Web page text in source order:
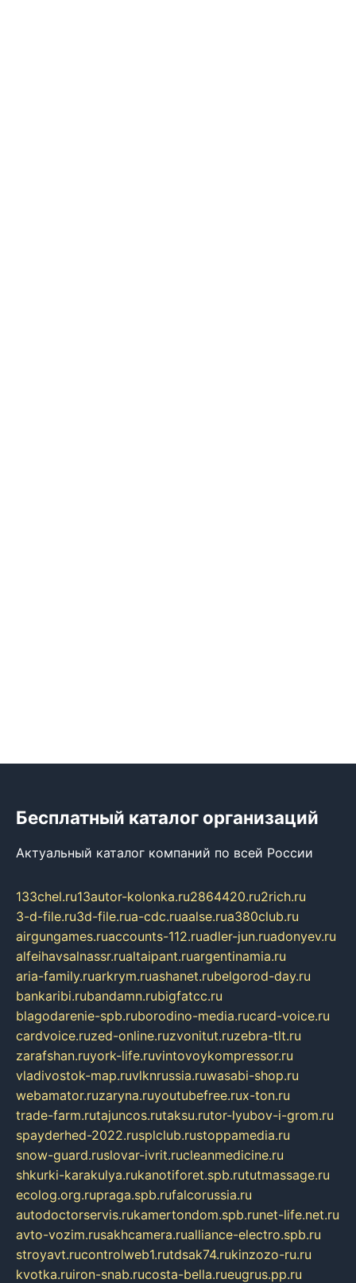
Бесплатный каталог организаций
Актуальный каталог компаний по всей России
133chel.ru13autor-kolonka.ru2864420.ru2rich.ru
3-d-file.ru3d-file.rua-cdc.ruaalse.rua380club.ru
airgungames.ruaccounts-112.ruadler-jun.ruadonyev.ru
alfeihavsalnassr.rualtaipant.ruargentinamia.ru
aria-family.ruarkrym.ruashanet.rubelgorod-day.ru
bankaribi.rubandamn.rubigfatcc.ru
blagodarenie-spb.ruborodino-media.rucard-voice.ru
cardvoice.ruzed-online.ruzvonitut.ruzebra-tlt.ru
zarafshan.ruyork-life.ruvintovoykompressor.ru
vladivostok-map.ruvlknrussia.ruwasabi-shop.ru
webamator.ruzaryna.ruyoutubefree.rux-ton.ru
trade-farm.rutajuncos.rutaksu.rutor-lyubov-i-grom.ru
spayderhed-2022.rusplclub.rustoppamedia.ru
snow-guard.ruslovar-ivrit.rucleanmedicine.ru
shkurki-karakulya.rukanotiforet.spb.rututmassage.ru
ecolog.org.rupraga.spb.rufalcorussia.ru
autodoctorservis.rukamertondom.spb.runet-life.net.ru
avto-vozim.rusakhcamera.rualliance-electro.spb.ru
stroyavt.rucontrolweb1.rutdsak74.rukinzozo-ru.ru
kvotka.ruiron-snab.rucosta-bella.rueugrus.pp.ru